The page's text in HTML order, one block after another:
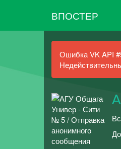
ВПОСТЕР
Ошибка VK API